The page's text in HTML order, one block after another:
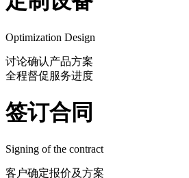
Optimization Design
讨论确认产品方案
全程督促服务进度
签订合同
Signing of the contract
客户确定报价及方案